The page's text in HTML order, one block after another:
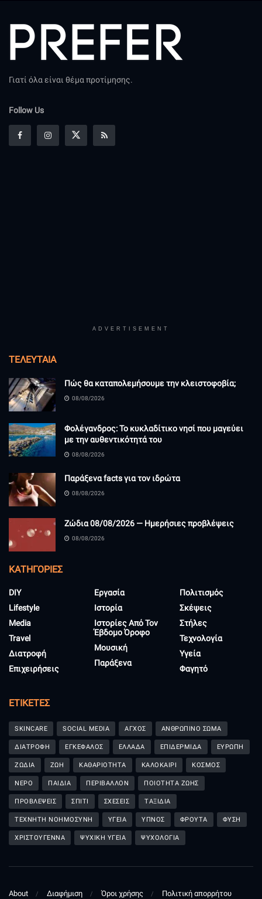
Γιατί όλα είναι θέμα προτίμησης.
Follow Us
ADVERTISEMENT
ΤΕΛΕΥΤΑΊΑ
Πώς θα καταπολεμήσουμε την κλειστοφοβία;
08/08/2026
Φολέγανδρος: Το κυκλαδίτικο νησί που μαγεύει
με την αυθεντικότητά του
08/08/2026
Παράξενα facts για τον ιδρώτα
08/08/2026
Ζώδια 08/08/2026 — Ημερήσιες προβλέψεις
08/08/2026
KΑΤΗΓΟΡΊΕΣ
DIY
Lifestyle
Media
Travel
Διατροφή
Επιχειρήσεις
Εργασία
Ιστορία
Ιστορίες Από Τον
Έβδομο Όροφο
Μουσική
Παράξενα
Πολιτισμός
Σκέψεις
Στήλες
Τεχνολογία
Υγεία
Φαγητό
ΕΤΙΚΈΤΕΣ
SKINCARE SOCIAL MEDIA ΑΓΧΟΣ ΑΝΘΡΩΠΙΝΟ ΣΩΜΑ
ΔΙΑΤΡΟΦΗ ΕΓΚΕΦΑΛΟΣ ΕΛΛΑΔΑ ΕΠΙΔΕΡΜΙΔΑ ΕΥΡΩΠΗ
ΖΩΔΙΑ ΖΩΗ ΚΑΘΑΡΙΟΤΗΤΑ ΚΑΛΟΚΑΙΡΙ ΚΟΣΜΟΣ
ΝΕΡΟ ΠΑΙΔΙΑ ΠΕΡΙΒΑΛΛΟΝ ΠΟΙΟΤΗΤΑ ΖΩΗΣ
ΠΡΟΒΛΕΨΕΙΣ ΣΠΙΤΙ ΣΧΕΣΕΙΣ ΤΑΞΙΔΙΑ
ΤΕΧΝΗΤΗ ΝΟΗΜΟΣΥΝΗ ΥΓΕΙΑ ΥΠΝΟΣ ΦΡΟΥΤΑ ΦΥΣΗ
ΧΡΙΣΤΟΥΓΕΝΝΑ ΨΥΧΙΚΗ ΥΓΕΙΑ ΨΥΧΟΛΟΓΙΑ
About Διαφήμιση Όροι χρήσης Πολιτική απορρήτου